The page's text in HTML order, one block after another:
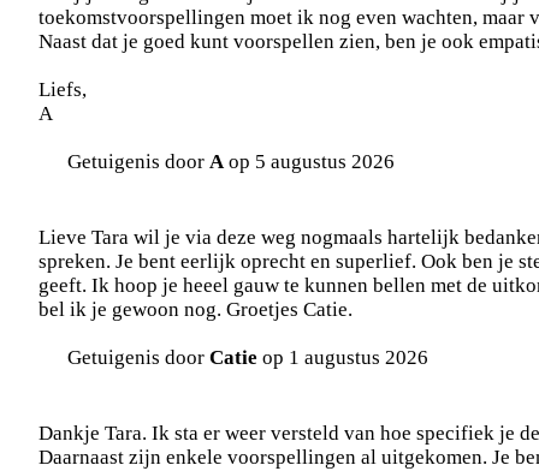
toekomstvoorspellingen moet ik nog even wachten, maar
Naast dat je goed kunt voorspellen zien, ben je ook
Liefs,
A
Getuigenis door Aop 5 augustus 2026
Lieve Tara wil je via deze weg nogmaals hartelijk
spreken. Je bent eerlijk oprecht en superlief. Ook ben je
geeft. Ik hoop je heeel gauw te kunnen bellen met de
bel ik je gewoon nog. Groetjes Catie.
Getuigenis door Catie op 1 augustus 2026
Dankje Tara. Ik sta er weer versteld van hoe specifiek je
Daarnaast zijn enkele voorspellingen al uitgekomen. Je